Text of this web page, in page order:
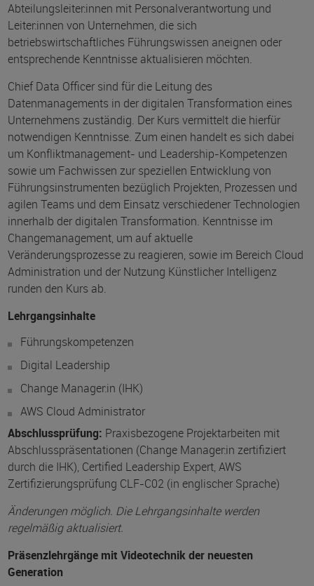
Abteilungsleiter:innen mit Personalverantwortung und
Leiter:innen von Unternehmen, die sich
betriebswirtschaftliches Führungswissen aneignen oder
entsprechende Kenntnisse aktualisieren möchten.
Chief Data Officer sind für die Leitung des
Datenmanagements in der digitalen Transformation eines
Unternehmens zuständig. Der Kurs vermittelt die hierfür
notwendigen Kenntnisse. Zum einen handelt es sich dabei
um Konfliktmanagement- und Leadership-Kompetenzen
sowie um Fachwissen zur speziellen Entwicklung von
Führungsinstrumenten bezüglich Projekten, Prozessen und
agilen Teams und dem Einsatz verschiedener Technologien
innerhalb der digitalen Transformation. Kenntnisse im
Changemanagement, um auf aktuelle
Veränderungsprozesse zu reagieren, sowie im Bereich Cloud
Administration und der Nutzung Künstlicher Intelligenz
runden den Kurs ab.
Lehrgangsinhalte
Führungskompetenzen
Digital Leadership
Change Manager:in (IHK)
AWS Cloud Administrator
Abschlussprüfung: Praxisbezogene Projektarbeiten mit
Abschlusspräsentationen (Change Manager:in zertifiziert
durch die IHK), Certified Leadership Expert, AWS
Zertifizierungsprüfung CLF-C02 (in englischer Sprache)
Änderungen möglich. Die Lehrgangsinhalte werden
regelmäßig aktualisiert.
Präsenzlehrgänge mit Videotechnik der neuesten
Generation